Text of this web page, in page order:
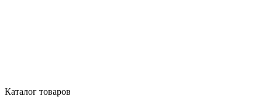
Каталог товаров